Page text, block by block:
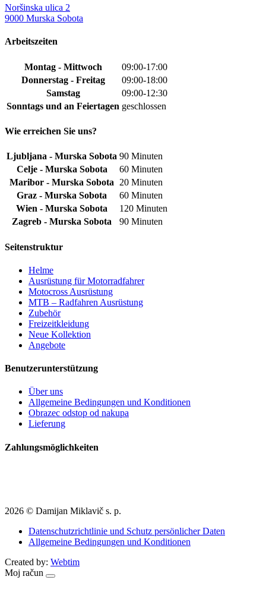
Noršinska ulica 2
9000 Murska Sobota
Arbeitszeiten
Montag - Mittwoch
09:00-17:00
Donnerstag - Freitag
09:00-18:00
Samstag
09:00-12:30
Sonntags und an Feiertagen geschlossen
Wie erreichen Sie uns?
Ljubljana - Murska Sobota 90 Minuten
Celje - Murska Sobota
60 Minuten
Maribor - Murska Sobota
20 Minuten
Graz - Murska Sobota
60 Minuten
Wien - Murska Sobota
120 Minuten
Zagreb - Murska Sobota
90 Minuten
Seitenstruktur
Helme
Ausrüstung für Motorradfahrer
Motocross Ausrüstung
MTB – Radfahren Ausrüstung
Zubehör
Freizeitkleidung
Neue Kollektion
Angebote
Benutzerunterstützung
Über uns
Allgemeine Bedingungen und Konditionen
Obrazec odstop od nakupa
Lieferung
Zahlungsmöglichkeiten
2026 © Damijan Miklavič s. p.
Datenschutzrichtlinie und Schutz persönlicher Daten
Allgemeine Bedingungen und Konditionen
Created by: Webtim
Moj račun